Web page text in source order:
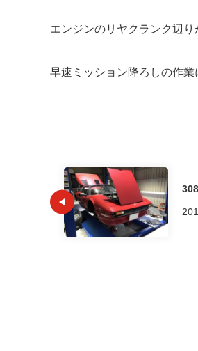
エンジンのリヤクランク辺り
早速ミッション降ろしの作業